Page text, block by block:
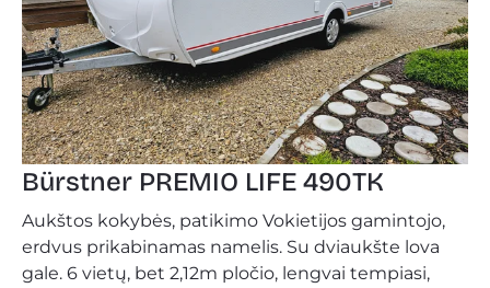
Bürstner PREMIO LIFE 490TK
Aukštos kokybės, patikimo Vokietijos gamintojo,
erdvus prikabinamas namelis. Su dviaukšte lova
gale. 6 vietų, bet 2,12m pločio, lengvai tempiasi,